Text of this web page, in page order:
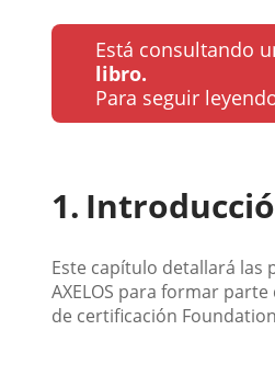
Está consultando
libro.
Para seguir
Este capítulo detallará las
AXELOS para formar
de certificación